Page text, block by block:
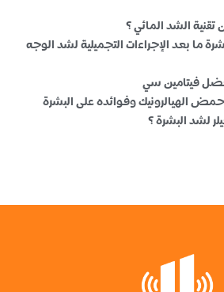
ما بعد الإجراءات التجميلية لشد الوجه